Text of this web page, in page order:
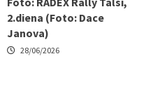
2.diena (Foto: Dace
Janova)
28/06/2026